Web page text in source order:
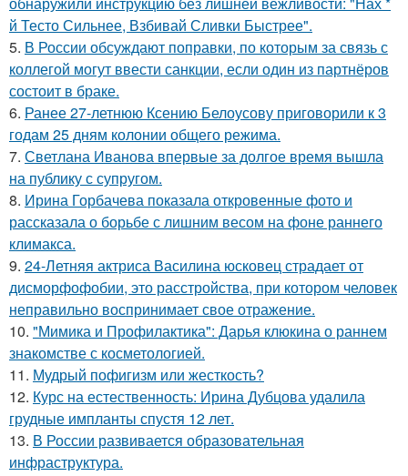
й Тесто Сильнее, Взбивай Сливки Быстрее".
5. В России обсуждают поправки, по которым за связь с
коллегой могут ввести санкции, если один из партнёров
состоит в браке.
6. Ранее 27-летнюю Ксению Белоусову приговорили к 3
годам 25 дням колонии общего режима.
7. Светлана Иванова впервые за долгое время вышла
на публику с супругом.
8. Ирина Горбачева показала откровенные фото и
рассказала о борьбе с лишним весом на фоне раннего
климакса.
9. 24-Летняя актриса Василина юсковец страдает от
дисморфофобии, это расстройства, при котором человек
неправильно воспринимает свое отражение.
10. "Мимика и Профилактика": Дарья клюкина о раннем
знакомстве с косметологией.
11. Мудрый пофигизм или жесткость?
12. Курс на естественность: Ирина Дубцова удалила
грудные импланты спустя 12 лет.
13. В России развивается образовательная
инфраструктура.